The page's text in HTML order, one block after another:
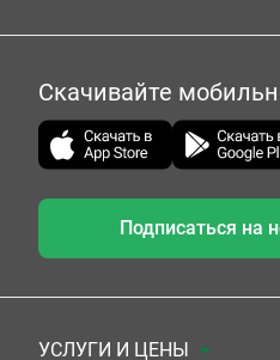
Скачивайте
Подписаться на
УСЛУГИ И ЦЕНЫ